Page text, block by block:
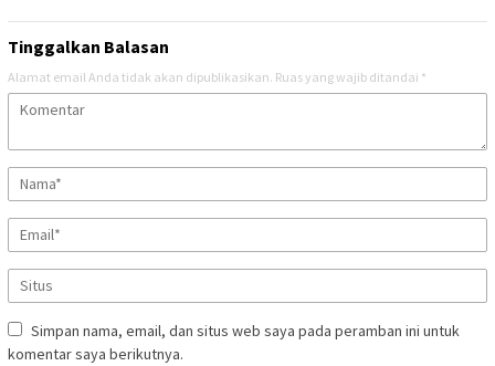
Tinggalkan Balasan
Alamat email Anda tidak akan dipublikasikan. Ruas yang wajib ditandai *
Simpan nama, email, dan situs web saya pada peramban ini untuk
komentar saya berikutnya.